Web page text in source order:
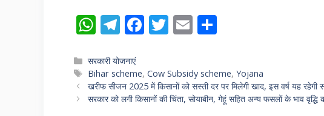
W
at
s
A
T
e
gr
a
F
b
o
T
itt
er
E
ai
l e
Categories
सरकारी योजनाएं
Tags
Bihar scheme,Cow Subsidy scheme,Yojana
खरीफ सीजन 2025 में किसानों को सस्ती दर पर मिलेगी खाद, इस वर्ष यह रहेगी
सरकार को लगी किसानों की चिंता, सोयाबीन, गेहूं सहित अन्य फसलों के भाव